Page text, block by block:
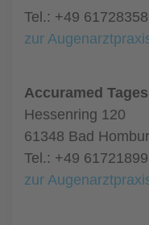
Tel.: +49
zur
Accuramed
Hessenring 120
61348 Bad
Tel.: +49
zur